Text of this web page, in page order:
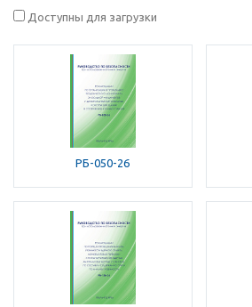
Доступны для загрузки
РБ-050-26